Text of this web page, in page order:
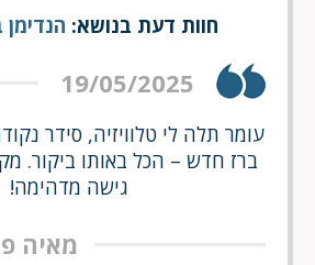
חוות דעת בנושא: הנדימן
19/05/2025
עומר תלה לי טלוויזיה, סידר
ברז חדש – הכל באותו ביקור.
גישה מדהימה!
מאיה